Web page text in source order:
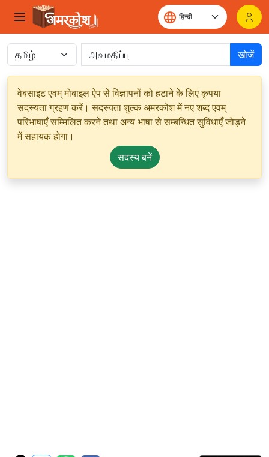
खोजें
वेबसाइट एवम् मोबाइल ऐप से विज्ञापनों को हटाने के लिए कृपया
सदस्यता ग्रहण करें। सदस्यता शुल्क अमरकोश में नए शब्द एवम्
परिभाषाएँ सम्मिलित करने तथा अन्य भाषा से सम्बन्धित सुविधाएँ जोड़ने
में सहायक होगा।
सदस्य बनें